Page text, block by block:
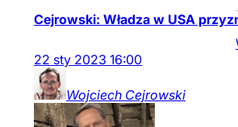
Cejrowski: Władza w USA
22 sty 2023 16:00
Wojciech Cejrowski